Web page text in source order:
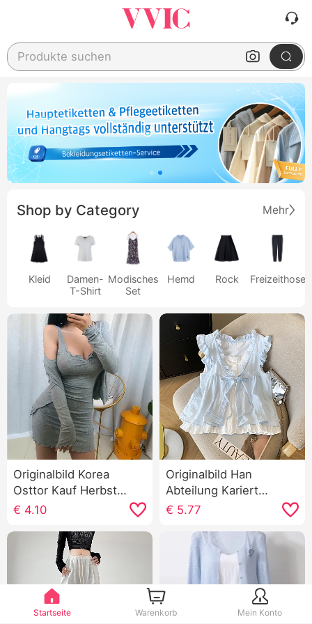
Produkte suchen
Shop by Category Mehr
Kleid
Damen-
T-Shirt
Modisches
Set
Hemd Rock Freizeithose
Originalbild Korea
Osttor Kauf Herbst
Charme Elegant dünne
Ausführung Strickjacke
Träger Kleid
Zweiteiliges Set
€ 4.10
Originalbild Han
Abteilung Kariert
Falsches Zweiteiler
Hemd Frauen Rüschen
Alters reduzierung
Locker Ärmellos Baby
hemd Weste Top
€ 5.77
Startseite Warenkorb Mein Konto